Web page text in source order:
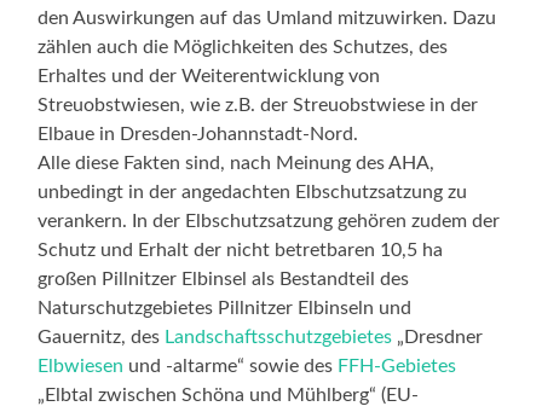
den Auswirkungen auf das Umland mitzuwirken. Dazu
zählen auch die Möglichkeiten des Schutzes, des
Erhaltes und der Weiterentwicklung von
Streuobstwiesen, wie z.B. der Streuobstwiese in der
Elbaue in Dresden-Johannstadt-Nord.
Alle diese Fakten sind, nach Meinung des AHA,
unbedingt in der angedachten Elbschutzsatzung zu
verankern. In der Elbschutzsatzung gehören zudem der
Schutz und Erhalt der nicht betretbaren 10,5 ha
großen Pillnitzer Elbinsel als Bestandteil des
Naturschutzgebietes Pillnitzer Elbinseln und
Gauernitz, des Landschaftsschutzgebietes „Dresdner
Elbwiesen und -altarme“ sowie des FFH-Gebietes
„Elbtal zwischen Schöna und Mühlberg“ (EU-